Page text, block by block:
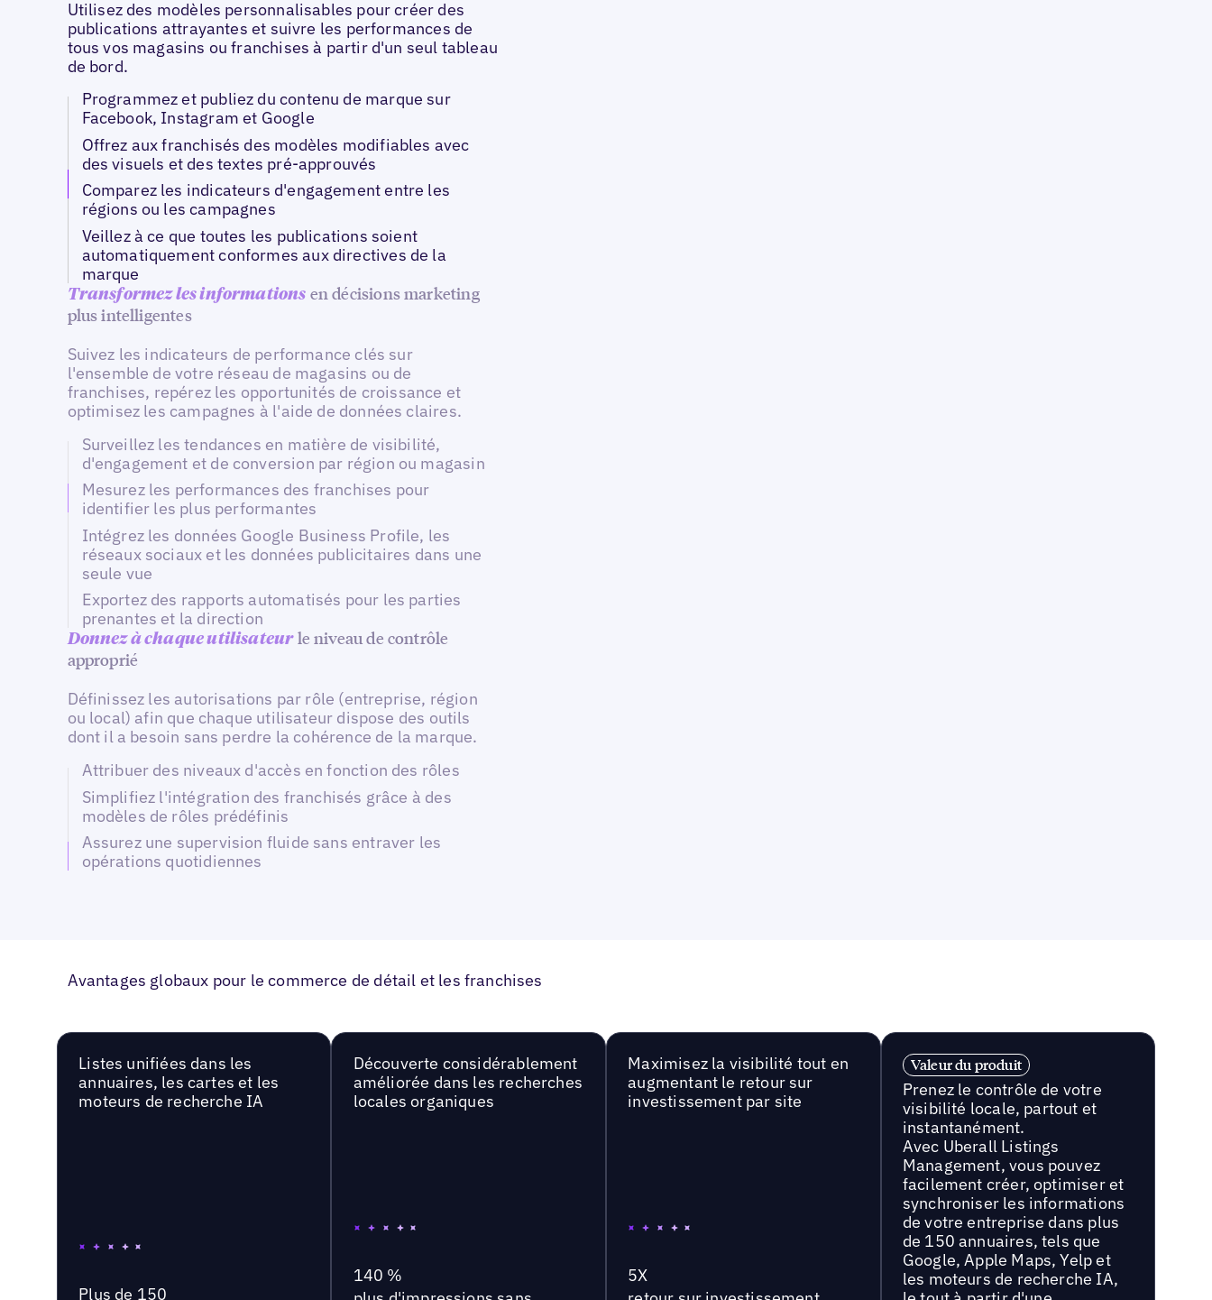
Utilisez des modèles personnalisables pour créer des
publications attrayantes et suivre les performances de
tous vos magasins ou franchises à partir d'un seul tableau
de bord.
Programmez et publiez du contenu de marque sur
Facebook, Instagram et Google
Offrez aux franchisés des modèles modifiables avec
des visuels et des textes pré-approuvés
Comparez les indicateurs d'engagement entre les
régions ou les campagnes
Veillez à ce que toutes les publications soient
automatiquement conformes aux directives de la
marque
Transformez les informations en décisions marketing
plus intelligentes
Suivez les indicateurs de performance clés sur
l'ensemble de votre réseau de magasins ou de
franchises, repérez les opportunités de croissance et
optimisez les campagnes à l'aide de données claires.
Surveillez les tendances en matière de visibilité,
d'engagement et de conversion par région ou magasin
Mesurez les performances des franchises pour
identifier les plus performantes
Intégrez les données Google Business Profile, les
réseaux sociaux et les données publicitaires dans une
seule vue
Exportez des rapports automatisés pour les parties
prenantes et la direction
Donnez à chaque utilisateurle niveau de contrôle
approprié
Définissez les autorisations par rôle (entreprise, région
ou local) afin que chaque utilisateur dispose des outils
dont il a besoin sans perdre la cohérence de la marque.
Attribuer des niveaux d'accès en fonction des rôles
Simplifiez l'intégration des franchisés grâce à des
modèles de rôles prédéfinis
Assurez une supervision fluide sans entraver les
opérations quotidiennes
Avantages globaux pour le commerce de détail et les franchises
Listes unifiées dans les
annuaires, les cartes et les
moteurs de recherche IA
Plus de 150
Découverte considérablement
améliorée dans les recherches
locales organiques
140 %
Maximisez la visibilité tout en
augmentant le retour sur
investissement par site
5X
Valeur du produit
Prenez le contrôle de votre
visibilité locale, partout et
instantanément.
Avec Uberall Listings
Management, vous pouvez
facilement créer, optimiser et
synchroniser les informations
de votre entreprise dans plus
de 150 annuaires, tels que
Google, Apple Maps, Yelp et
les moteurs de recherche IA,